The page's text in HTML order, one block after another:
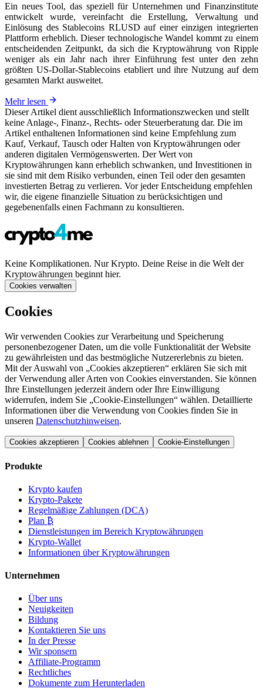
Ein neues Tool, das speziell für Unternehmen und Finanzinstitute
entwickelt wurde, vereinfacht die Erstellung, Verwaltung und
Einlösung des Stablecoins RLUSD auf einer einzigen integrierten
Plattform erheblich. Dieser technologische Wandel kommt zu einem
entscheidenden Zeitpunkt, da sich die Kryptowährung von Ripple
weniger als ein Jahr nach ihrer Einführung fest unter den zehn
größten US-Dollar-Stablecoins etabliert und ihre Nutzung auf dem
gesamten Markt ausweitet.
Mehr lesen
Dieser Artikel dient ausschließlich Informationszwecken und stellt
keine Anlage-, Finanz-, Rechts- oder Steuerberatung dar. Die im
Artikel enthaltenen Informationen sind keine Empfehlung zum
Kauf, Verkauf, Tausch oder Halten von Kryptowährungen oder
anderen digitalen Vermögenswerten. Der Wert von
Kryptowährungen kann erheblich schwanken, und Investitionen in
sie sind mit dem Risiko verbunden, einen Teil oder den gesamten
investierten Betrag zu verlieren. Vor jeder Entscheidung empfehlen
wir, die eigene finanzielle Situation zu berücksichtigen und
gegebenenfalls einen Fachmann zu konsultieren.
Keine Komplikationen. Nur Krypto. Deine Reise in die Welt der
Kryptowährungen beginnt hier.
Cookies verwalten
Cookies
Wir verwenden Cookies zur Verarbeitung und Speicherung
personenbezogener Daten, um die volle Funktionalität der Website
zu gewährleisten und das bestmögliche Nutzererlebnis zu bieten.
Mit der Auswahl von „Cookies akzeptieren“ erklären Sie sich mit
der Verwendung aller Arten von Cookies einverstanden. Sie können
Ihre Einstellungen jederzeit ändern oder Ihre Einwilligung
widerrufen, indem Sie „Cookie-Einstellungen“ wählen. Detaillierte
Informationen über die Verwendung von Cookies finden Sie in
unseren Datenschutzhinweisen.
Cookies akzeptieren Cookies ablehnen Cookie-Einstellungen
Produkte
Krypto kaufen
Krypto-Pakete
Regelmäßige Zahlungen (DCA)
Plan ₿
Dienstleistungen im Bereich Kryptowährungen
Krypto-Wallet
Informationen über Kryptowährungen
Unternehmen
Über uns
Neuigkeiten
Bildung
Kontaktieren Sie uns
In der Presse
Wir sponsern
Affiliate-Programm
Rechtliches
Dokumente zum Herunterladen